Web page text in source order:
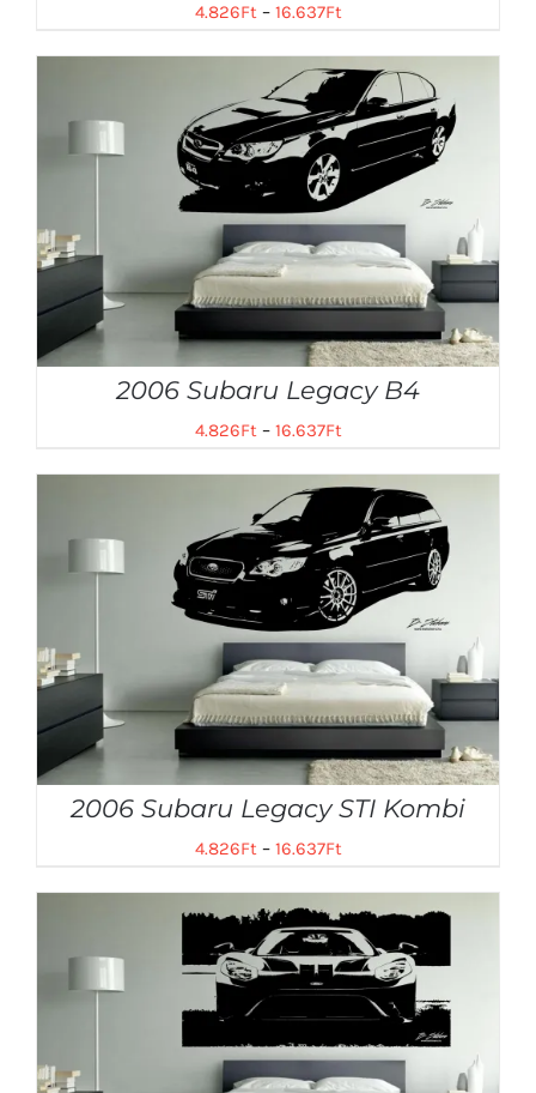
4.826Ft– 16.637Ft
2006 Subaru Legacy B4
4.826Ft– 16.637Ft
2006 Subaru Legacy STI Kombi
4.826Ft – 16.637Ft